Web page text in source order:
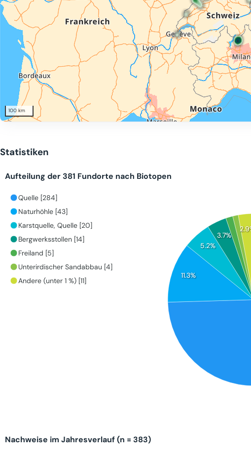
100 km
Statistiken
11.3%
5.2%
3.7%
Aufteilung der 381 Fundorte nach Biotopen
Quelle [284]
Naturhöhle [43]
Karstquelle, Quelle [20]
Bergwerksstollen [14]
Freiland [5]
Unterirdischer Sandabbau [4]
Andere (unter 1 %) [11]
Nachweise im Jahresverlauf (n = 383)